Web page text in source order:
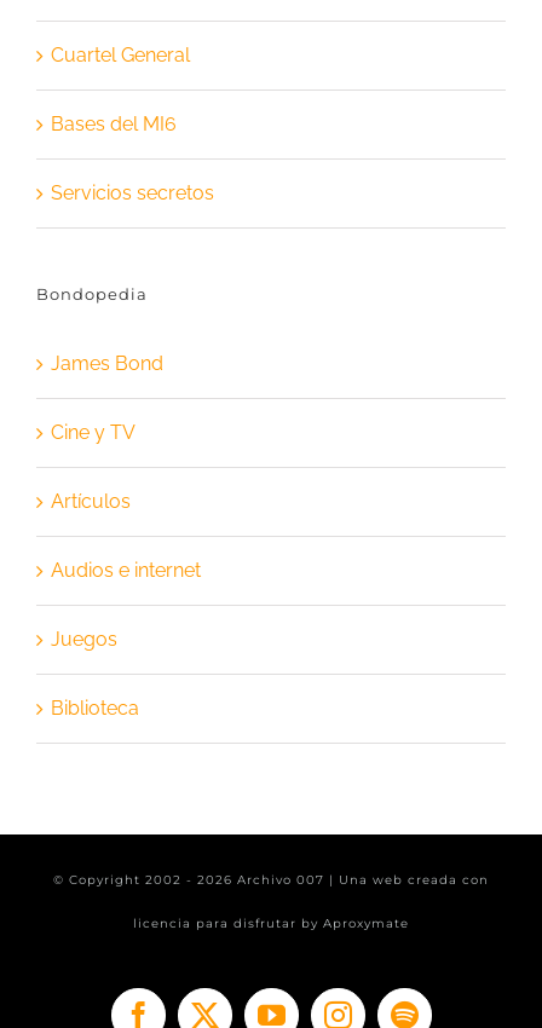
Cuartel General
Bases del MI6
Servicios secretos
Bondopedia
James Bond
Cine y TV
Artículos
Audios e internet
Juegos
Biblioteca
© Copyright 2002 - 2026 Archivo 007 | Una web creada con
licencia para disfrutar by Aproxymate